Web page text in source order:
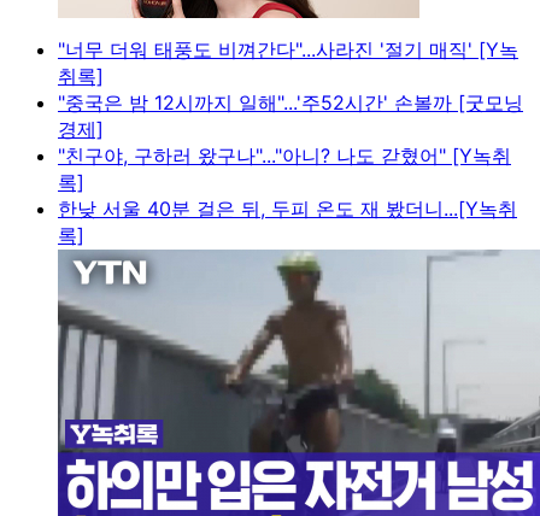
"너무 더워 태풍도 비껴간다"...사라진 '절기 매직' [Y녹
취록]
"중국은 밤 12시까지 일해"...'주52시간' 손볼까 [굿모닝
경제]
"친구야, 구하러 왔구나"..."아니? 나도 갇혔어" [Y녹취
록]
한낮 서울 40분 걸은 뒤, 두피 온도 재 봤더니...[Y녹취
록]